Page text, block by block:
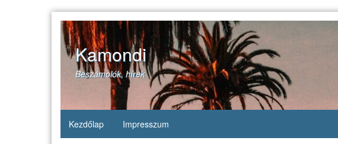
Kamondi
Beszámolók, hírek
Kezdőlap Impresszum